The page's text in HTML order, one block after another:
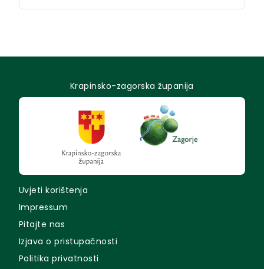
Krapinsko-zagorska županija
Uvjeti korištenja
Impressum
Pitajte nas
Izjava o pristupačnosti
Politika privatnosti